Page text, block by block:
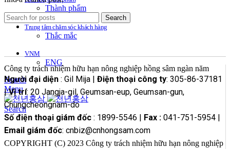
Thành phẩm
Nguyên liệu
Trung tâm chăm sóc khách hàng
Thắc mắc
VNM
ENG
Search
Menu
Search
Search
Công ty trách nhiệm hữu hạn nông nghiệp hồng sâm ngàn năm
Người đại diện : Gil Mija | Điện thoại công ty: 305-86-37181
|Vị trí: 20 Jangja-gil, Geumsan-eup, Geumsan-gun,
Chungcheongnam-do
Số điện thoại giám đốc : 1899-5546 | Fax : 041-751-5954 |
Email giám đốc: cnbiz@cnhongsam.com
COPYRIGHT (C) 2023 Công ty trách nhiệm hữu hạn nông nghiệp